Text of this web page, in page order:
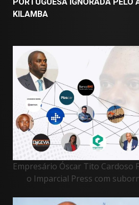
KILAMBA
Empresário Óscar Tito Cardoso
o Imparcial Press com